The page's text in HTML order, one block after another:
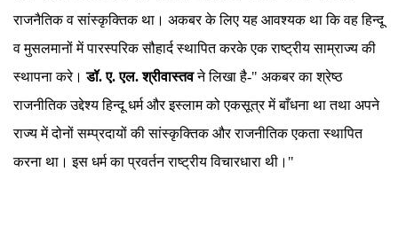
राजनैतिक व सांस्कृक्तिक था। अकबर के लिए यह आवश्यक था कि वह हिन्दू
व मुसलमानों में पारस्परिक सौहार्द स्थापित करके एक राष्ट्रीय साम्राज्य की
स्थापना करे।डॉ. ए. एल. श्रीवास्तवने लिखा है-" अकबर का श्रेष्ठ
राजनीतिक उद्देश्य हिन्दू धर्म और इस्लाम को एकसूत्र में बाँधना था तथा अपने
राज्य में दोनों सम्प्रदायों की सांस्कृक्तिक और राजनीतिक एकता स्थापित
करना था। इस धर्म का प्रवर्तन राष्ट्रीय विचारधारा थी।"